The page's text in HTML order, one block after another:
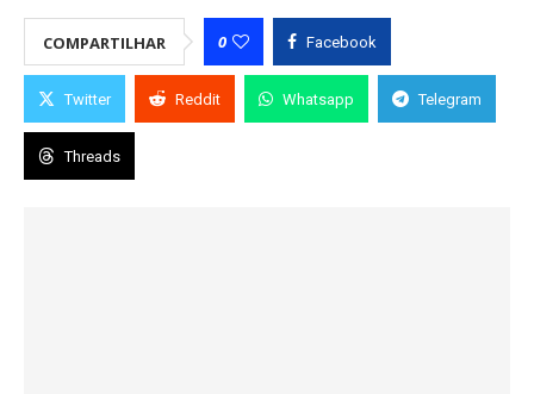
COMPARTILHAR 0 Facebook
Twitter Reddit Whatsapp Telegram
Threads